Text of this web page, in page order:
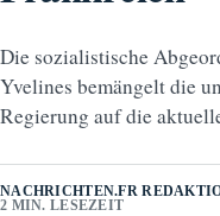
Die sozialistische
Yvelines bemängelt die
Regierung auf die
NACHRICHTEN.FR
2 MIN. LESEZEIT